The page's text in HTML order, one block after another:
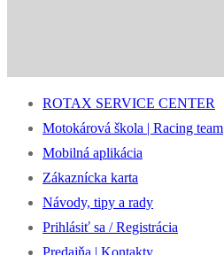
ROTAX SERVICE CENTER
Motokárová škola | Racing team
Mobilná aplikácia
Zákaznícka karta
Návody, tipy a rady
Prihlásiť sa / Registrácia
Predajňa | Kontakty